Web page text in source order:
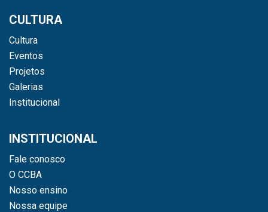
CULTURA
Cultura
Eventos
Projetos
Galerias
Institucional
INSTITUCIONAL
Fale conosco
O CCBA
Nosso ensino
Nossa equipe